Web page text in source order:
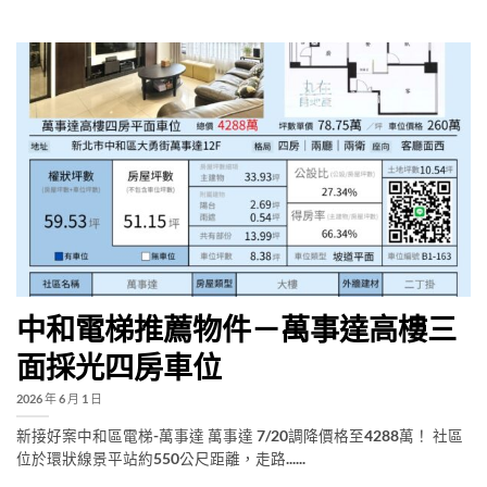
中和電梯推薦物件－萬事達高樓三
面採光四房車位
2026 年 6 月 1 日
新接好案中和區電梯-萬事達 萬事達 7/20調降價格至4288萬！ 社區
位於環狀線景平站約550公尺距離，走路......